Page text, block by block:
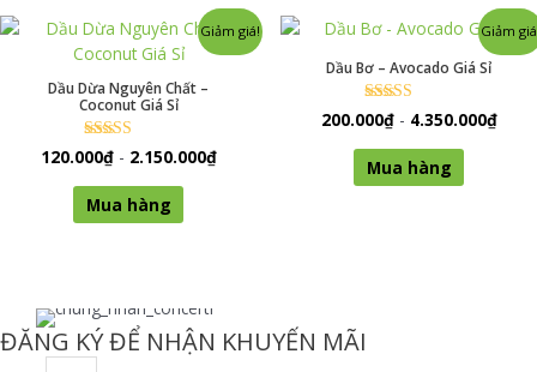
thể.
Các
tùy
thể
trên
phẩm
nhiều
biến
thể.
tùy
thể
Giảm giá!
Dầu Dừa Nguyên Chất –
Coconut Giá Sỉ
Được xếp
hạng
0
5 sao
120.000₫- 2.150.000₫
Mua hàng
Sản
biến
thể.
Giảm
Dầu Bơ – Avocado Giá Sỉ
Được xếp
hạng
0
5 sao
200.000₫- 4.350.000₫
Mua hàng
Sản
ĐĂNG KÝ ĐỂ NHẬN KHUYẾN MÃI